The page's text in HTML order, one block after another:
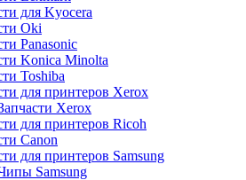
для Kyocera
Oki
Panasonic
Koniсa Minolta
Toshiba
для принтеров Xerox
Xerox
для принтеров Ricoh
Canon
для принтеров Samsung
Samsung